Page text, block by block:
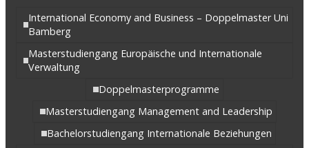
International Economy and Business – Doppelmaster Uni
Bamberg
Masterstudiengang Europäische und Internationale
Verwaltung
Doppelmasterprogramme
Masterstudiengang Management and Leadership
Bachelorstudiengang Internationale Beziehungen